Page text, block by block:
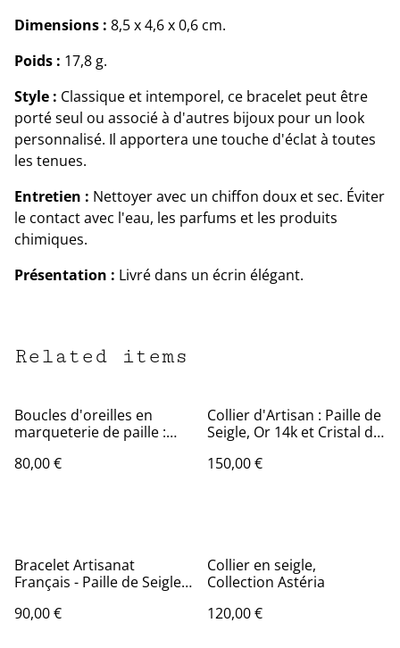
Dimensions : 8,5 x 4,6 x 0,6 cm.
Poids : 17,8 g.
Style : Classique et intemporel, ce bracelet peut être
porté seul ou associé à d'autres bijoux pour un look
personnalisé. Il apportera une touche d'éclat à toutes
les tenues.
Entretien : Nettoyer avec un chiffon doux et sec. Éviter
le contact avec l'eau, les parfums et les produits
chimiques.
Présentation : Livré dans un écrin élégant.
Related items
Boucles d'oreilles en
marqueterie de paille :
contemporaine aux
80,00 €
Collier d'Artisan : Paille de
Seigle, Or 14k et Cristal de
150,00 €
Bracelet Artisanat
Français - Paille de Seigle
90,00 €
Collier en seigle,
Collection Astéria
120,00 €